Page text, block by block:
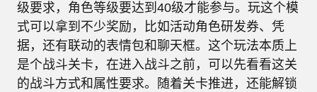
级要求，角色等级要达到40级才能参与。玩这个模
式可以拿到不少奖励，比如活动角色研发券、凭
据，还有联动的表情包和聊天框。这个玩法本质上
是个战斗关卡，在进入战斗之前，可以先看看这关
的战斗方式和属性要求。随着关卡推进，还能解锁